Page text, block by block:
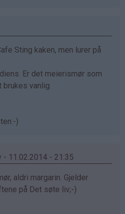
Sting kaken, men lurer på
Er det meierismør som
brukes vanlig
)
11.02.2014 - 21:35
aldri margarin. Gjelder
på Det søte liv;-)